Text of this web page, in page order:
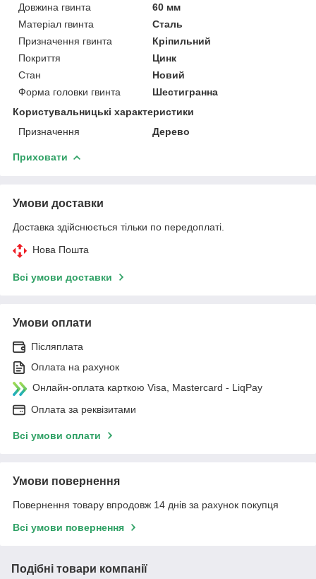
Довжина гвинта
60 мм
Матеріал гвинта
Сталь
Призначення гвинта
Кріпильний
Покриття
Цинк
Стан
Новий
Форма головки гвинта
Шестигранна
Користувальницькі характеристики
Призначення
Дерево
Приховати
Умови доставки
Доставка здійснюється тільки по передоплаті.
Нова Пошта
Всі умови доставки
Умови оплати
Післяплата
Оплата на рахунок
Онлайн-оплата карткою Visa, Mastercard - LiqPay
Оплата за реквізитами
Всі умови оплати
Умови повернення
Повернення товару впродовж 14 днів за рахунок покупця
Всі умови повернення
Подібні товари компанії